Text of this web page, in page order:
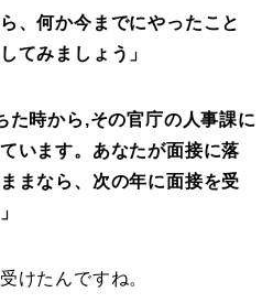
、何か今までにやったこと
てみましょう」
た時から,その官庁の人事課に
います。あなたが面接に落
まなら、次の年に面接を受
けたんですね。